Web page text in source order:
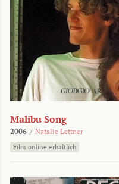
Malibu Song
2006 / Natalie Lettner
Film online erhältlich